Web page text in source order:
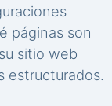
páginas son
sitio web
estructurados.